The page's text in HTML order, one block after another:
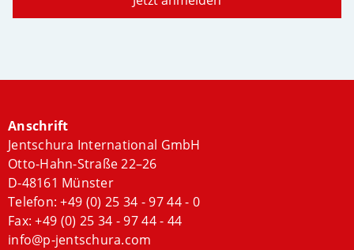
Anschrift
Jentschura International GmbH
Otto-Hahn-Straße 22–26
D-48161 Münster
Telefon:+49 (0) 25 34 - 97 44 - 0
Fax: +49 (0) 25 34 - 97 44 - 44
info@p-jentschura.com